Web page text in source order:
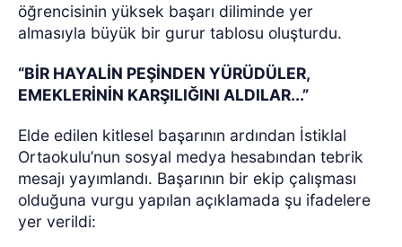
öğrencisinin yüksek başarı diliminde yer
almasıyla büyük bir gurur tablosu oluşturdu.
“BİR HAYALİN PEŞİNDEN YÜRÜDÜLER,
EMEKLERİNİN KARŞILIĞINI ALDILAR...”
Elde edilen kitlesel başarının ardından İstiklal
Ortaokulu’nun sosyal medya hesabından tebrik
mesajı yayımlandı. Başarının bir ekip çalışması
olduğuna vurgu yapılan açıklamada şu ifadelere
yer verildi: